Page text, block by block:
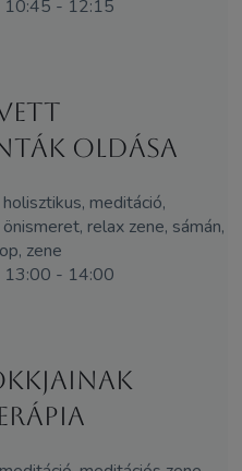
- 12:15
oldása
meditáció,
relax zene, sámán,
zene
- 14:00